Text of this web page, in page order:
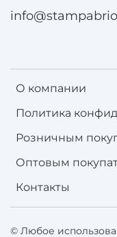
О компании
Политика
Розничным
Оптовым
Контакты
© Любое